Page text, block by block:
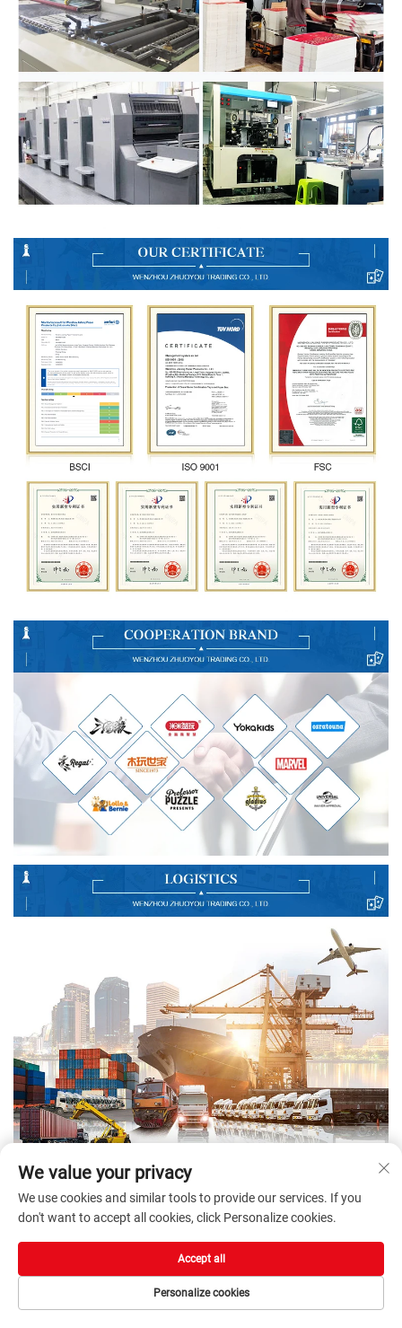
We value your privacy
We use cookies and similar tools to provide our services. If you
don't want to accept all cookies, click Personalize cookies.
Personalize cookies
Accept all